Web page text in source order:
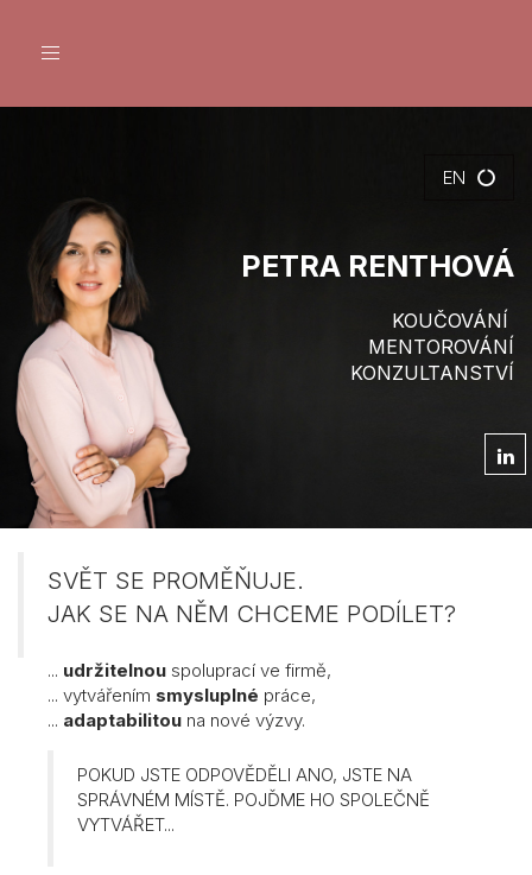
Toggle
EN
PETRA RENTHOVÁ
KOUČOVÁNÍ
MENTOROVÁNÍ
KONZULTANSTVÍ
SVĚT SE PROMĚŇUJE.
JAK SE NA NĚM CHCEME PODÍLET?
... udržitelnou spoluprací ve firmě,
... vytvářením smysluplné práce,
... adaptabilitou na nové výzvy.
POKUD JSTE ODPOVĚDĚLI ANO, JSTE NA
SPRÁVNÉM MÍSTĚ. POJĎME HO SPOLEČNĚ
VYTVÁŘET...